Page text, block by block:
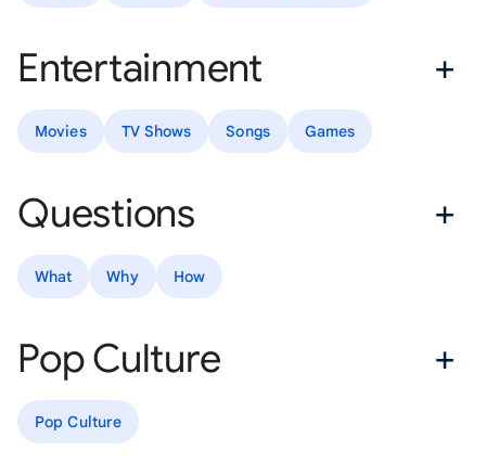
Entertainment
Movies TV Shows Songs Games
Questions
What Why How
Pop Culture
Pop Culture